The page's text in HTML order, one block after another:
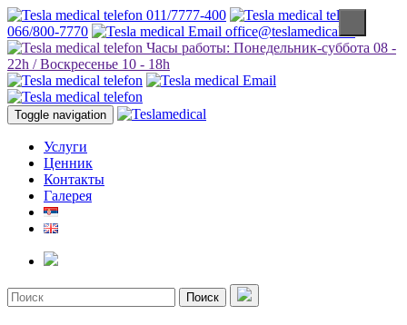
011/7777-400
066/800-7770
office@teslamedical.rs
Часы работы: Понедельник-суббота 08 -
22h / Воскресенье 10 - 18h
Toggle navigation
Услуги
Ценник
Контакты
Галерея
Поиск